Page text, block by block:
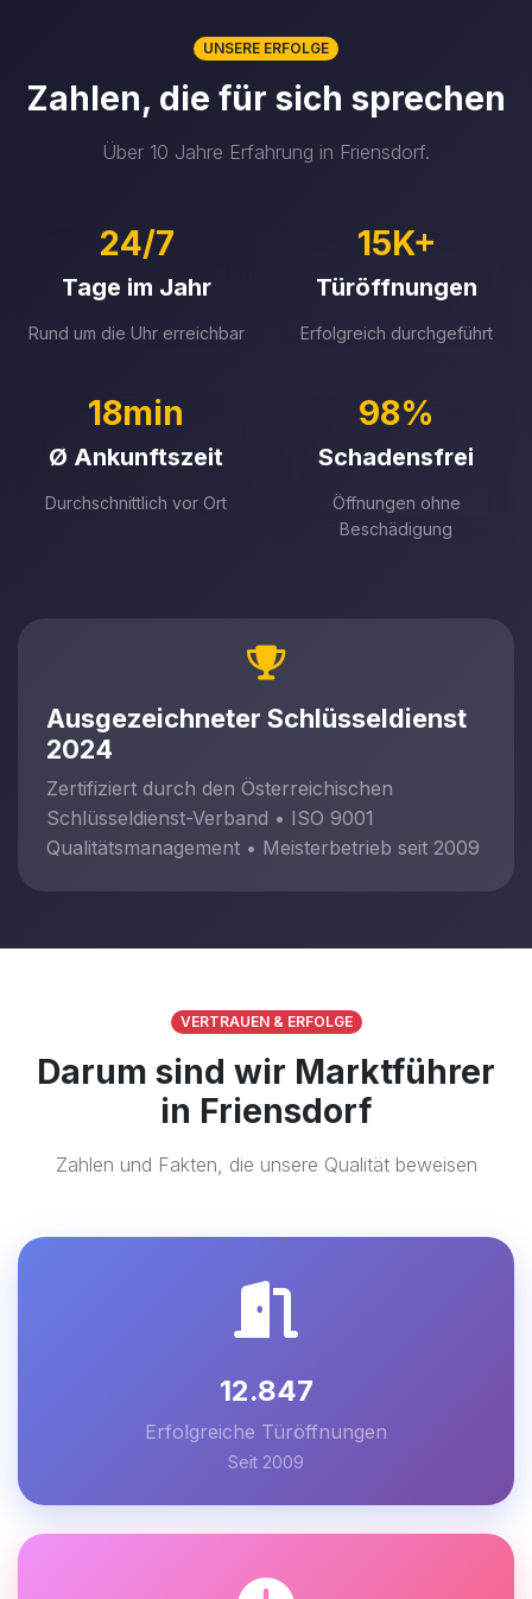
UNSERE ERFOLGE
Zahlen, die für sich sprechen
Über 10 Jahre Erfahrung in Friensdorf.
24/7
Tage im Jahr
Rund um die Uhr erreichbar
15K+
Türöffnungen
Erfolgreich durchgeführt
18min
Ø Ankunftszeit
Durchschnittlich vor Ort
98%
Schadensfrei
Öffnungen ohne
Beschädigung
Ausgezeichneter Schlüsseldienst
2024
Zertifiziert durch den Österreichischen
Schlüsseldienst-Verband • ISO 9001
Qualitätsmanagement • Meisterbetrieb seit 2009
VERTRAUEN & ERFOLGE
Darum sind wir Marktführer
in Friensdorf
Zahlen und Fakten, die unsere Qualität beweisen
12.847
Erfolgreiche Türöffnungen
Seit 2009